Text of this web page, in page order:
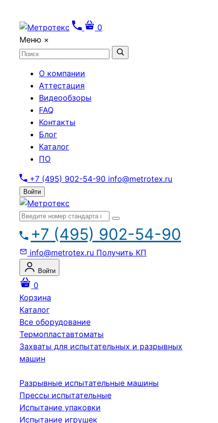
0
Меню ×
О компании
Аттестация
Видеообзоры
FAQ
Контакты
Блог
Каталог
ПО
+7 (495) 902-54-90 info@metrotex.ru
Войти
+7 (495) 902-54-90
info@metrotex.ru Получить КП
Войти
0
Корзина
Каталог
Все оборудование
Термопластавтоматы
Захваты для испытательных и разрывных
машин
Разрывные испытательные машины
Прессы испытательные
Испытание упаковки
Испытание игрушек